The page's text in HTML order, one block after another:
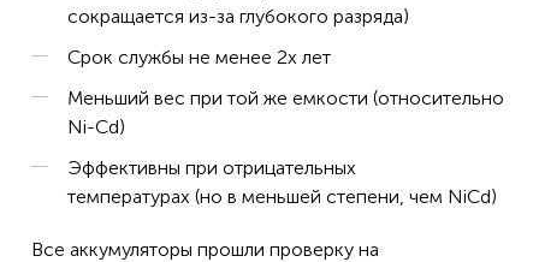
ERICSSON
DECT200
DECT230i
сокращается из-за глубокого разряда)
Срок службы не менее 2х лет
Меньший вес при той же емкости (относительно
Ni-Cd)
Эффективны при отрицательных
температурах (но в меньшей степени, чем NiCd)
Все аккумуляторы прошли проверку на